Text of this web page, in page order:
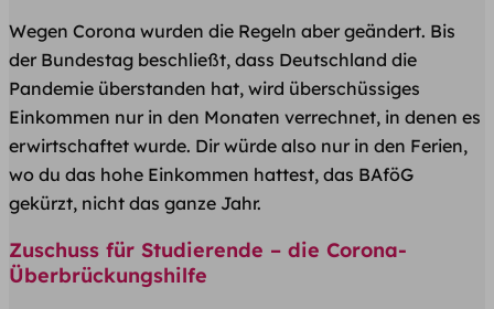
Wegen Corona wurden die Regeln aber geändert. Bis
der Bundestag beschließt, dass Deutschland die
Pandemie überstanden hat, wird überschüssiges
Einkommen nur in den Monaten verrechnet, in denen es
erwirtschaftet wurde. Dir würde also nur in den Ferien,
wo du das hohe Einkommen hattest, das BAföG
gekürzt, nicht das ganze Jahr.
Zuschuss für Studierende – die Corona-
Überbrückungshilfe